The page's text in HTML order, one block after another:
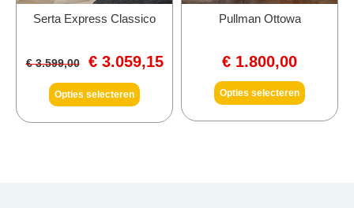
Serta Express Classico
€3.599,00 €3.059,15
Opties selecteren
Pullman Ottowa
€ 1.800,00
Opties selecteren